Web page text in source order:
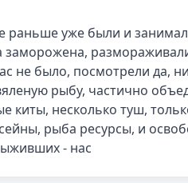
раньше уже были и
заморожена,
не было, посмотрели да,
рыбу, частично
киты, несколько туш,
рыба ресурсы, и
- нас